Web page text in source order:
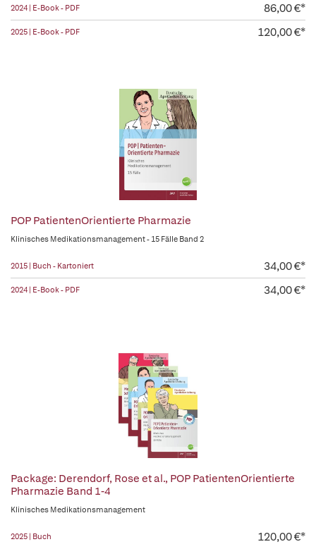
2024 | E-Book - PDF 86,00 €*
2025 | E-Book - PDF 120,00 €*
POP PatientenOrientierte Pharmazie
Klinisches Medikationsmanagement - 15 Fälle Band 2
2015 | Buch - Kartoniert 34,00 €*
2024 | E-Book - PDF 34,00 €*
Package: Derendorf, Rose et al., POP PatientenOrientierte
Pharmazie Band 1-4
Klinisches Medikationsmanagement
2025 | Buch 120,00 €*